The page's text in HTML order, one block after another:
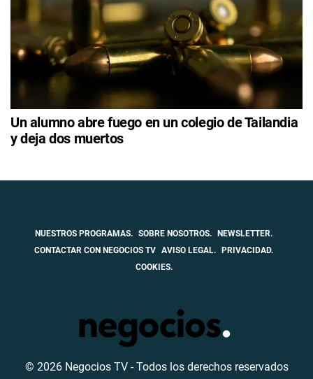
Un alumno abre fuego en un colegio de Tailandia
y deja dos muertos
NUESTROS PROGRAMAS. SOBRE NOSOTROS. NEWSLETTER.
CONTACTAR CON NEGOCIOS TV AVISO LEGAL. PRIVACIDAD.
COOKIES.
© 2026 Negocios TV - Todos los derechos reservados